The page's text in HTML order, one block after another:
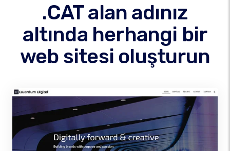
.CAT alan adınız
altında herhangi bir
web sitesi oluşturun